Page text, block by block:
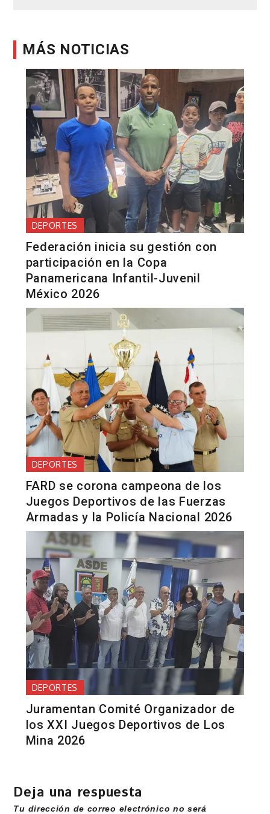
MÁS NOTICIAS
DEPORTES
Federación inicia su gestión con
participación en la Copa
Panamericana Infantil-Juvenil
México 2026
DEPORTES
FARD se corona campeona de los
Juegos Deportivos de las Fuerzas
Armadas y la Policía Nacional 2026
DEPORTES
Juramentan Comité Organizador de
los XXI Juegos Deportivos de Los
Mina 2026
Deja una respuesta
Tu dirección de correo electrónico no será